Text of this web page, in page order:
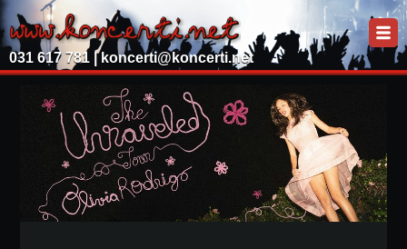
031 617 781 | koncerti@koncerti.net